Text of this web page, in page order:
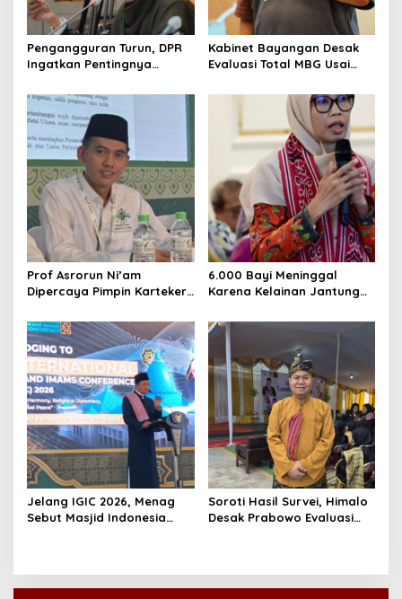
i
o
n
Pengangguran Turun, DPR
Ingatkan Pentingnya
yang Layak
Kabinet Bayangan Desak
Evaluasi Total MBG Usai
Massal
Prof Asrorun Ni’am
Dipercaya Pimpin Karteker
Regenerasi Kepemimpinan
NU
6.000 Bayi Meninggal
Karena Kelainan Jantung
Pemerataan Operasi
Jantung Anak
Jelang IGIC 2026, Menag
Sebut Masjid Indonesia
Soroti Hasil Survei, Himalo
Desak Prabowo Evaluasi